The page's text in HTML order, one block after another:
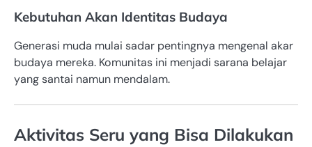
Kebutuhan Akan Identitas Budaya
Generasi muda mulai sadar pentingnya mengenal akar
budaya mereka. Komunitas ini menjadi sarana belajar
yang santai namun mendalam.
Aktivitas Seru yang Bisa Dilakukan